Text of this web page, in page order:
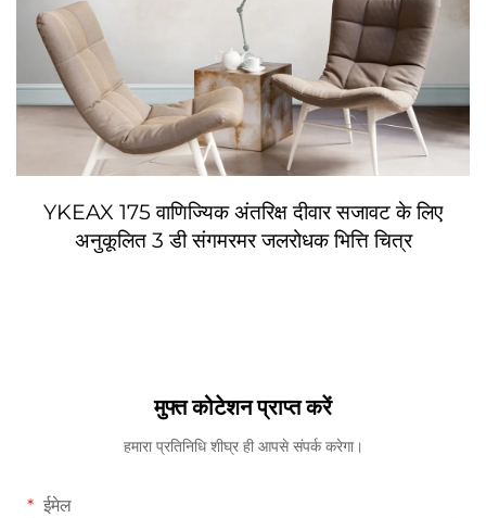
YKEAX 175 वाणिज्यिक अंतरिक्ष दीवार सजावट के लिए
अनुकूलित 3 डी संगमरमर जलरोधक भित्ति चित्र
मुफ्त कोटेशन प्राप्त करें
हमारा प्रतिनिधि शीघ्र ही आपसे संपर्क करेगा।
ईमेल